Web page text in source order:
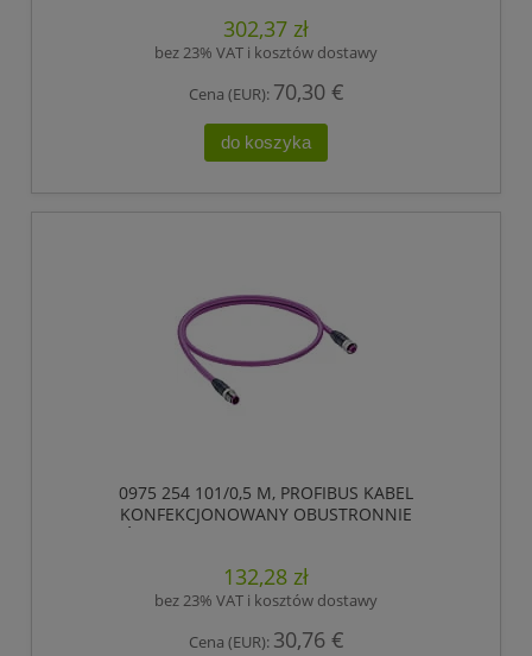
LUMBERG AUTOMATION
302,37 zł
bez 23% VAT i kosztów dostawy
Cena (EUR): 70,30 €
do koszyka
0975 254 101/0,5 M, PROFIBUS KABEL
KONFEKCJONOWANY OBUSTRONNIE
ZAKOŃCZONY, ZŁĄCZE MĘSKIE M12 DO ZŁĄCZE
LUMBERG AUTOMATION
132,28 zł
bez 23% VAT i kosztów dostawy
Cena (EUR): 30,76 €